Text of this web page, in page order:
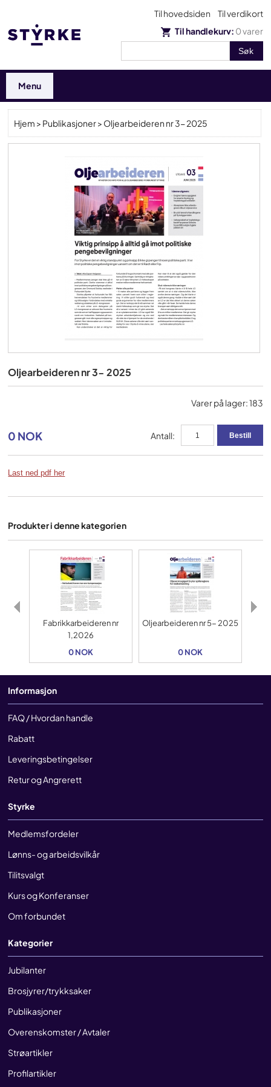
Til hovedsiden
Til verdikort
Til handlekurv: 0varer
Menu
Hjem > Publikasjoner> Oljearbeideren nr 3- 2025
Oljearbeideren nr 3- 2025
Varer på lager: 183
0 NOK Antall:
Last ned pdf her
Produkter i denne kategorien
Fabrikkarbeideren nr
1,2026
0 NOK
Oljearbeideren nr 5- 2025
0 NOK
Informasjon
FAQ / Hvordan handle
Rabatt
Leveringsbetingelser
Retur og Angrerett
Styrke
Medlemsfordeler
Lønns- og arbeidsvilkår
Tilitsvalgt
Kurs og Konferanser
Om forbundet
Kategorier
Jubilanter
Brosjyrer/trykksaker
Publikasjoner
Overenskomster / Avtaler
Strøartikler
Profilartikler